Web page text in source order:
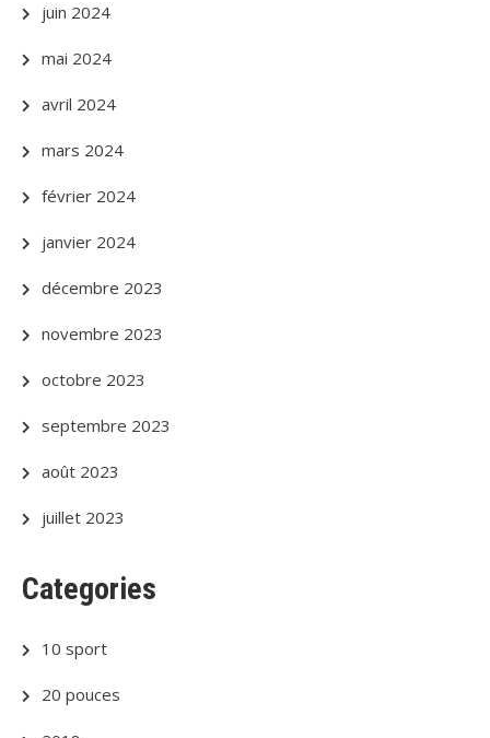
juin 2024
mai 2024
avril 2024
mars 2024
février 2024
janvier 2024
décembre 2023
novembre 2023
octobre 2023
septembre 2023
août 2023
juillet 2023
Categories
10 sport
20 pouces